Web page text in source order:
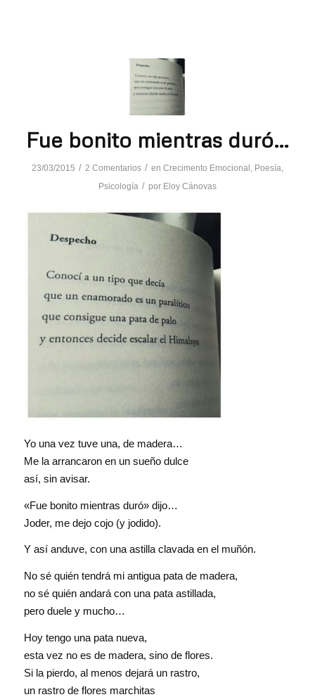
Fue bonito mientras duró…
23/03/2015 / 2 Comentarios / en Crecimento Emocional Poesía
Psicología / por Eloy Cánovas
Yo una vez tuve una, de madera…
Me la arrancaron en un sueño dulce
así, sin avisar.
«Fue bonito mientras duró» dijo…
Joder, me dejo cojo (y jodido).
Y así anduve, con una astilla clavada en el muñón.
No sé quién tendrá mi antigua pata de madera,
no sé quién andará con una pata astillada,
pero duele y mucho…
Hoy tengo una pata nueva,
esta vez no es de madera, sino de flores.
Si la pierdo, al menos dejará un rastro,
un rastro de flores marchitas